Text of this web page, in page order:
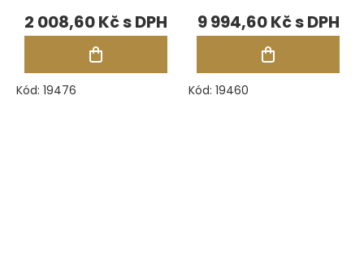
gravírovací
koule Jura by
GRS (sada 3 ks)
2 008,60 Kč
Kód: 19476
GRS 3X Line
9 994,60 Kč
Kód: 19460